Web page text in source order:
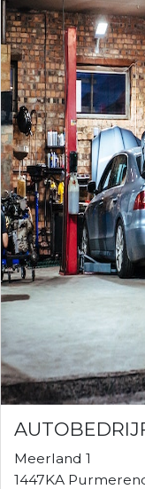
Meerland 1
1447KA